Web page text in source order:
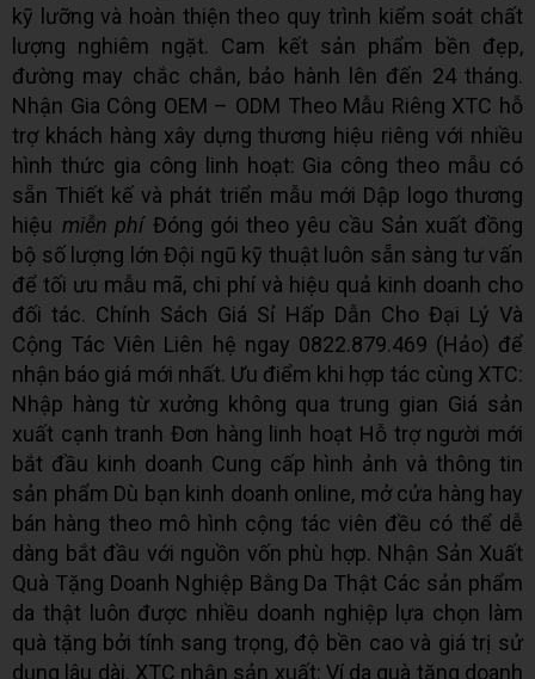
kỹ lưỡng và hoàn thiện theo quy trình kiểm soát chất
lượng nghiêm ngặt. Cam kết sản phẩm bền đẹp,
đường may chắc chắn, bảo hành lên đến 24 tháng.
Nhận Gia Công OEM – ODM Theo Mẫu Riêng XTC hỗ
trợ khách hàng xây dựng thương hiệu riêng với nhiều
hình thức gia công linh hoạt: Gia công theo mẫu có
sẵn Thiết kế và phát triển mẫu mới Dập logo thương
hiệu miễn phí Đóng gói theo yêu cầu Sản xuất đồng
bộ số lượng lớn Đội ngũ kỹ thuật luôn sẵn sàng tư vấn
để tối ưu mẫu mã, chi phí và hiệu quả kinh doanh cho
đối tác. Chính Sách Giá Sỉ Hấp Dẫn Cho Đại Lý Và
Cộng Tác Viên Liên hệ ngay 0822.879.469 (Hảo) để
nhận báo giá mới nhất. Ưu điểm khi hợp tác cùng XTC:
Nhập hàng từ xưởng không qua trung gian Giá sản
xuất cạnh tranh Đơn hàng linh hoạt Hỗ trợ người mới
bắt đầu kinh doanh Cung cấp hình ảnh và thông tin
sản phẩm Dù bạn kinh doanh online, mở cửa hàng hay
bán hàng theo mô hình cộng tác viên đều có thể dễ
dàng bắt đầu với nguồn vốn phù hợp. Nhận Sản Xuất
Quà Tặng Doanh Nghiệp Bằng Da Thật Các sản phẩm
da thật luôn được nhiều doanh nghiệp lựa chọn làm
quà tặng bởi tính sang trọng, độ bền cao và giá trị sử
dụng lâu dài. XTC nhận sản xuất: Ví da quà tặng doanh